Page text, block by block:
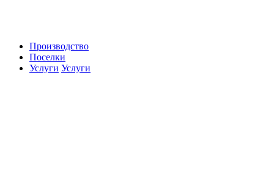
Производство
Поселки
Услуги Услуги